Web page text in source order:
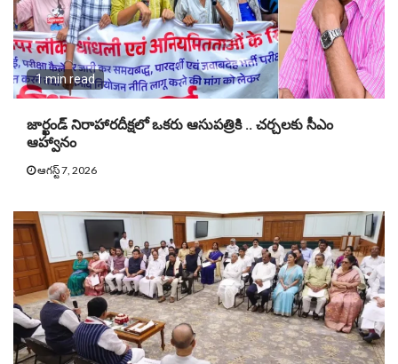
1 min read
జార్ఖండ్ నిరాహారదీక్షలో ఒకరు ఆసుపత్రికి .. చర్చలకు సీఎం
ఆహ్వానం
ఆగస్ట్ 7, 2026